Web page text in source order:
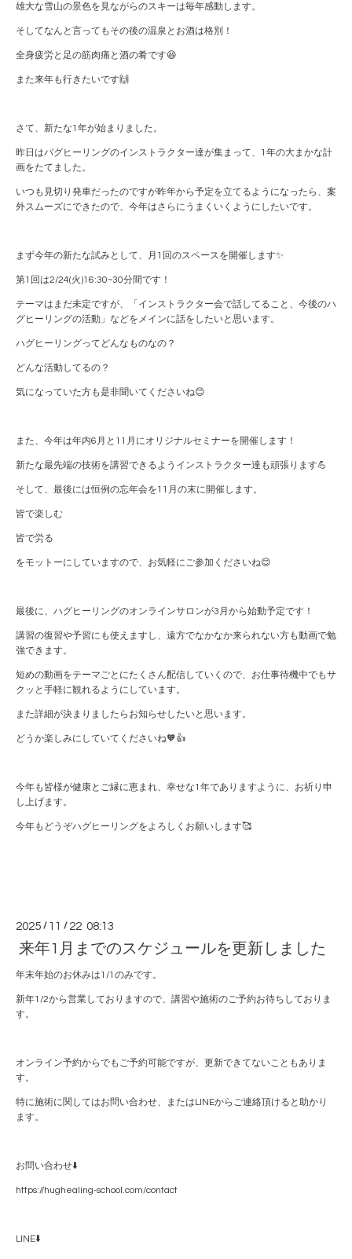
雄大な雪山の景色を見ながらのスキーは毎年感動します。
そしてなんと言ってもその後の温泉とお酒は格別！
全身疲労と足の筋肉痛と酒の肴です😆
また来年も行きたいです🙌
さて、新たな1年が始まりました。
昨日はバグヒーリングのインストラクター達が集まって、1年の大まかな計
画をたてました。
いつも見切り発車だったのですが昨年から予定を立てるようになったら、案
外スムーズにできたので、今年はさらにうまくいくようにしたいです。
まず今年の新たな試みとして、月1回のスペースを開催します✨
第1回は2/24(火)16:30~30分間です！
テーマはまだ未定ですが、「インストラクター会で話してること、今後のハ
グヒーリングの活動」などをメインに話をしたいと思います。
ハグヒーリングってどんなものなの？
どんな活動してるの？
気になっていた方も是非聞いてくださいね😊
また、今年は年内6月と11月にオリジナルセミナーを開催します！
新たな最先端の技術を講習できるようインストラクター達も頑張ります💪
そして、最後には恒例の忘年会を11月の末に開催します。
皆で楽しむ
皆で労る
をモットーにしていますので、お気軽にご参加くださいね😊
最後に、ハグヒーリングのオンラインサロンが3月から始動予定です！
講習の復習や予習にも使えますし、遠方でなかなか来られない方も動画で勉
強できます。
短めの動画をテーマごとにたくさん配信していくので、お仕事待機中でもサ
クッと手軽に観れるようにしています。
また詳細が決まりましたらお知らせしたいと思います。
どうか楽しみにしていてくださいね🧡👍
今年も皆様が健康とご縁に恵まれ、幸せな1年でありますように、お祈り申
し上げます。
今年もどうぞハグヒーリングをよろしくお願いします🥰
2025 / 11 / 22 08:13
来年1月までのスケジュールを更新しました
年末年始のお休みは1/1のみです。
新年1/2から営業しておりますので、講習や施術のご予約お待ちしておりま
す。
オンライン予約からでもご予約可能ですが、更新できてないこともありま
す。
特に施術に関してはお問い合わせ、またはLINEからご連絡頂けると助かり
ます。
お問い合わせ⬇️
https://hughealing-school.com/contact
LINE⬇️